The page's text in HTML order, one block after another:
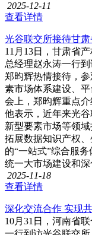
2025-12-11
查看详情
光谷联交所接待甘
11月13日，甘肃省
总经理赵永涛一行
郑昀辉热情接待，
素市场体系建设、
会上，郑昀辉重点
他表示，近年来光
新型要素市场等领域
拓展数据知识产权
的“一站式”综合服
统一大市场建设和
2025-11-18
查看详情
深化交流合作 实现
10月31日，河南省